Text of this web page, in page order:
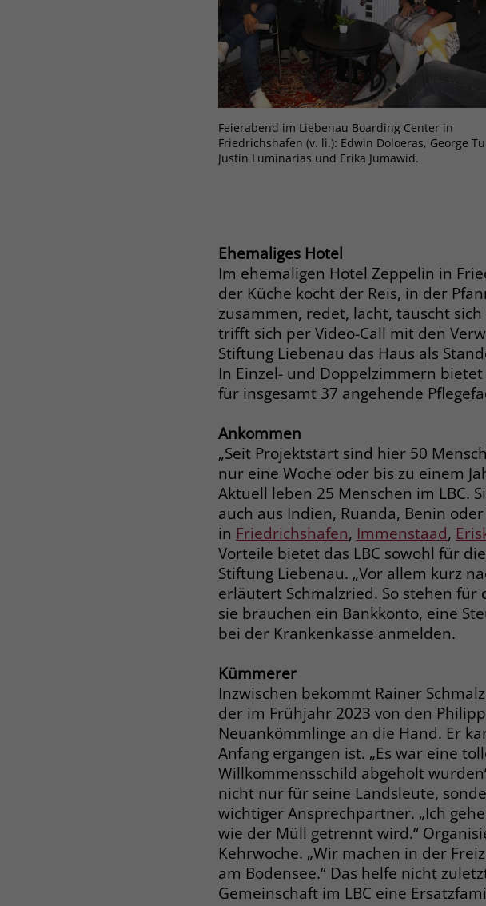
Feierabend im Liebenau Boarding Center in
Friedrichshafen (v. li.): Edwin Doloeras, George
Justin Luminarias und Erika Jumawid.
Ehemaliges Hotel
Im ehemaligen Hotel Zeppelin in
der Küche kocht der Reis, in der
zusammen, redet, lacht, tauscht
trifft sich per Video-Call mit den
Stiftung Liebenau das Haus als
In Einzel- und Doppelzimmern
für insgesamt 37 angehende
Ankommen
„Seit Projektstart sind hier 50
nur eine Woche oder bis zu einem
Aktuell leben 25 Menschen im LBC.
auch aus Indien, Ruanda, Benin
in Friedrichshafen, Immenstaad,
Vorteile bietet das LBC sowohl für
Stiftung Liebenau. „Vor allem kurz
erläutert Schmalzried. So stehen für
sie brauchen ein Bankkonto, eine
bei der Krankenkasse anmelden.
Kümmerer
Inzwischen bekommt Rainer
der im Frühjahr 2023 von den
Neuankömmlinge an die Hand. Er
Anfang ergangen ist. „Es war eine
Willkommensschild abgeholt
nicht nur für seine Landsleute,
wichtiger Ansprechpartner. „Ich
wie der Müll getrennt wird.“
Kehrwoche. „Wir machen in der
am Bodensee.“ Das helfe nicht
Gemeinschaft im LBC eine
Name
Anbieter
Laufzeit
Zweck
Zweck
Name
Anbieter
Zweck
This
Name
Anbieter
Laufzeit
Zweck
Name
Anbieter
Name
Anbieter
Laufzeit 90
Name
Anbieter
Laufzeit 90
über
Name
Anbieter
Laufzeit 90
über